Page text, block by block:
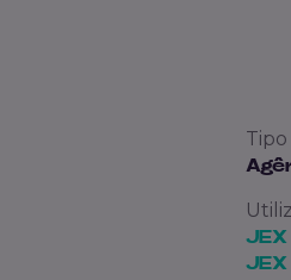
Tipo
JEX
JEX